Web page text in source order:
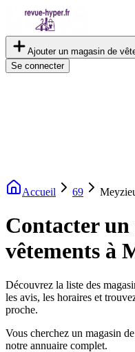
Ajouter un magasin de
Se connecter
Accueil 69
Contacter un
vêtements à
Découvrez la liste des
les avis, les horaires et
proche.
Vous cherchez un magasin
notre annuaire complet.